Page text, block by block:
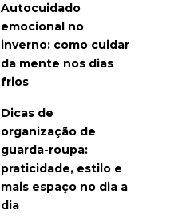
Autocuidado
emocional no
inverno: como cuidar
da mente nos dias
frios
Dicas de
organização de
guarda-roupa:
praticidade, estilo e
mais espaço no dia a
dia